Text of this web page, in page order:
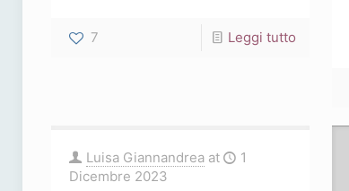
7 Leggi tutto
Luisa Giannandrea at
1
Dicembre 2023